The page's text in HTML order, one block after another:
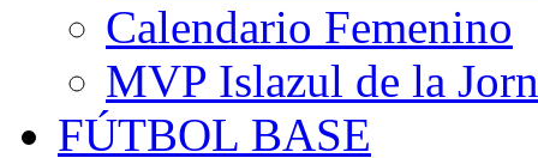
Calendario Femenino
MVP Islazul de la
FÚTBOL BASE